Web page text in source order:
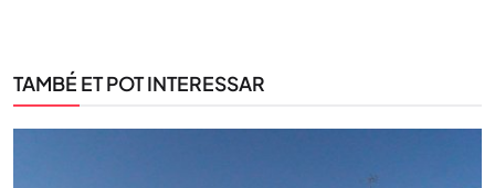
TAMBÉ ET POT INTERESSAR